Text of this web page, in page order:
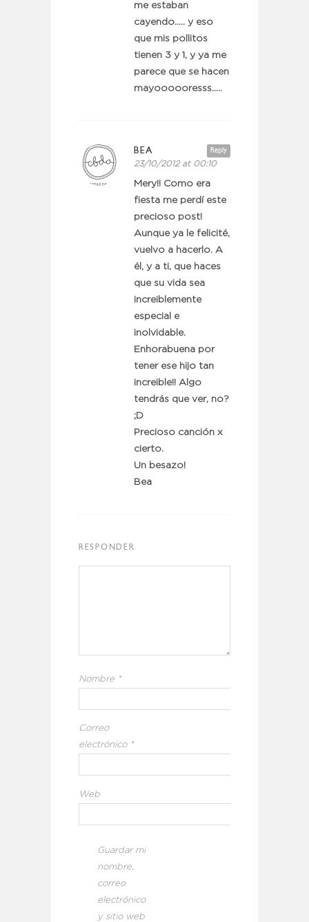
me estaban
cayendo….. y eso
que mis pollitos
tienen 3 y 1, y ya me
parece que se hacen
mayoooooresss…..
Reply
BEA
23/10/2012 at 00:10
Mery!! Como era
fiesta me perdí este
precioso post!
Aunque ya le felicité,
vuelvo a hacerlo. A
él, y a ti, que haces
que su vida sea
increiblemente
especial e
inolvidable.
Enhorabuena por
tener ese hijo tan
increible!! Algo
tendrás que ver, no?
;D
Precioso canción x
cierto.
Un besazo!
Bea
RESPONDER
Nombre *
Correo
electrónico *
Web
Guardar mi
nombre,
correo
electrónico
y sitio web